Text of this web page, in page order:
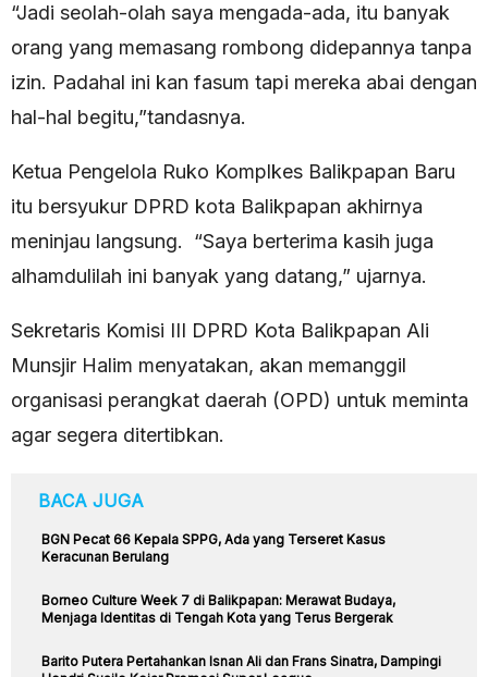
“Jadi seolah-olah saya mengada-ada, itu banyak
orang yang memasang rombong didepannya tanpa
izin. Padahal ini kan fasum tapi mereka abai dengan
hal-hal begitu,”tandasnya.
Ketua Pengelola Ruko Komplkes Balikpapan Baru
itu bersyukur DPRD kota Balikpapan akhirnya
meninjau langsung. “Saya berterima kasih juga
alhamdulilah ini banyak yang datang,” ujarnya.
Sekretaris Komisi III DPRD Kota Balikpapan Ali
Munsjir Halim menyatakan, akan memanggil
organisasi perangkat daerah (OPD) untuk meminta
agar segera ditertibkan.
BACA JUGA
BGN Pecat 66 Kepala SPPG, Ada yang Terseret Kasus
Keracunan Berulang
Borneo Culture Week 7 di Balikpapan: Merawat Budaya,
Menjaga Identitas di Tengah Kota yang Terus Bergerak
Barito Putera Pertahankan Isnan Ali dan Frans Sinatra, Dampingi